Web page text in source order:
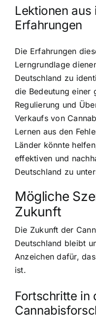
Lektionen
Erfahrungen
Die Erfahrungen
Lerngrundlage
Deutschland zu
die Bedeutung einer
Regulierung und
Verkaufs von
Lernen aus den
Länder könnte
effektiven und
Deutschland zu
Mögliche
Zukunft
Die Zukunft der
Deutschland bleibt
Anzeichen dafür,
ist.
Fortschritte in